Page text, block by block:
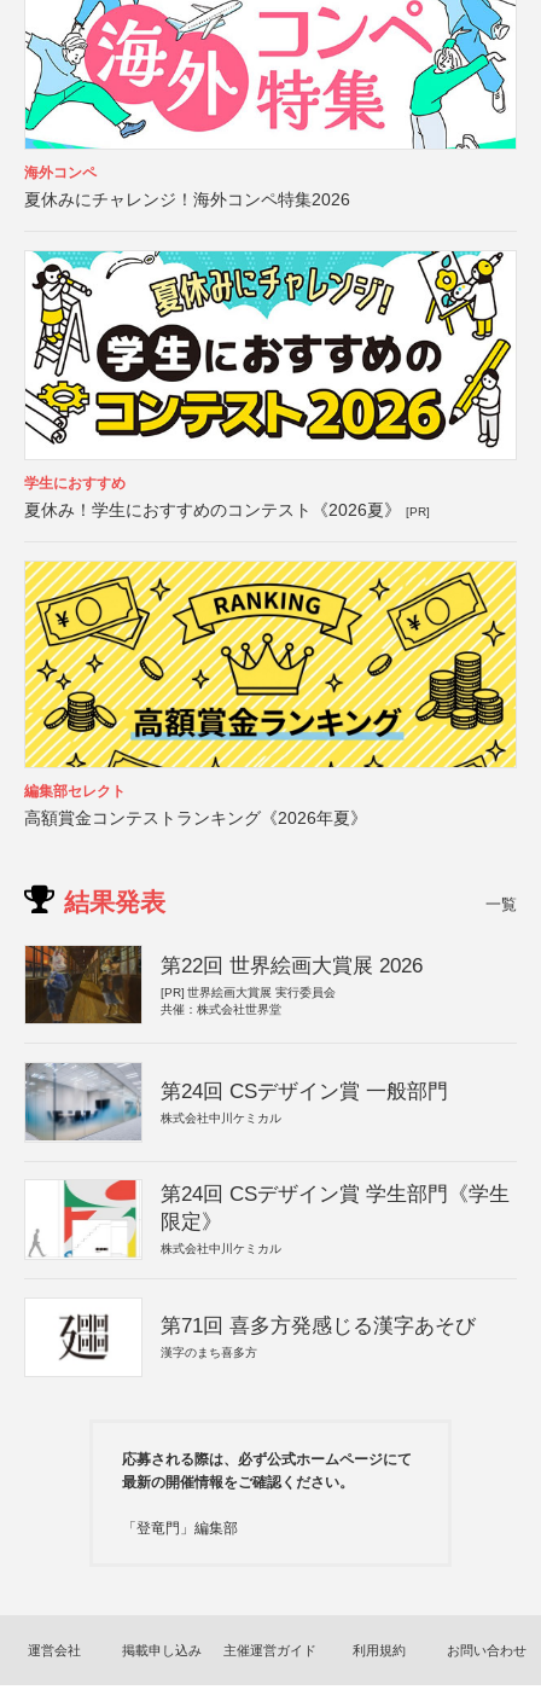
海外コンペ
夏休みにチャレンジ！海外コンペ特集2026
学生におすすめ
夏休み！学生におすすめのコンテスト《2026夏》 [PR]
編集部セレクト
高額賞金コンテストランキング《2026年夏》
結果発表 一覧
第22回 世界絵画大賞展 2026
[PR] 世界絵画大賞展 実行委員会
共催：株式会社世界堂
第24回 CSデザイン賞 一般部門
株式会社中川ケミカル
第24回 CSデザイン賞 学生部門《学生
限定》
株式会社中川ケミカル
第71回 喜多方発感じる漢字あそび
漢字のまち喜多方
応募される際は、必ず公式ホームページにて
最新の開催情報をご確認ください。
「登竜門」編集部
運営会社 掲載申し込み 主催運営ガイド 利用規約 お問い合わせ